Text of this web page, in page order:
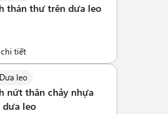
thán thư trên dưa leo
chi tiết
Dưa leo
nứt thân chảy nhựa
dưa leo